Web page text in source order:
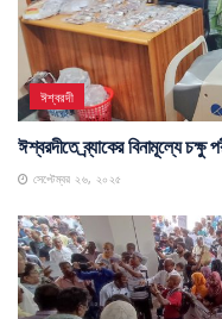
ঈশ্বরদী
ঈশ্বরদীতে ব্র্যাকের বিনামূল্যে চক্ষু
সেপ্টেম্বর ২৬, ২০২৫